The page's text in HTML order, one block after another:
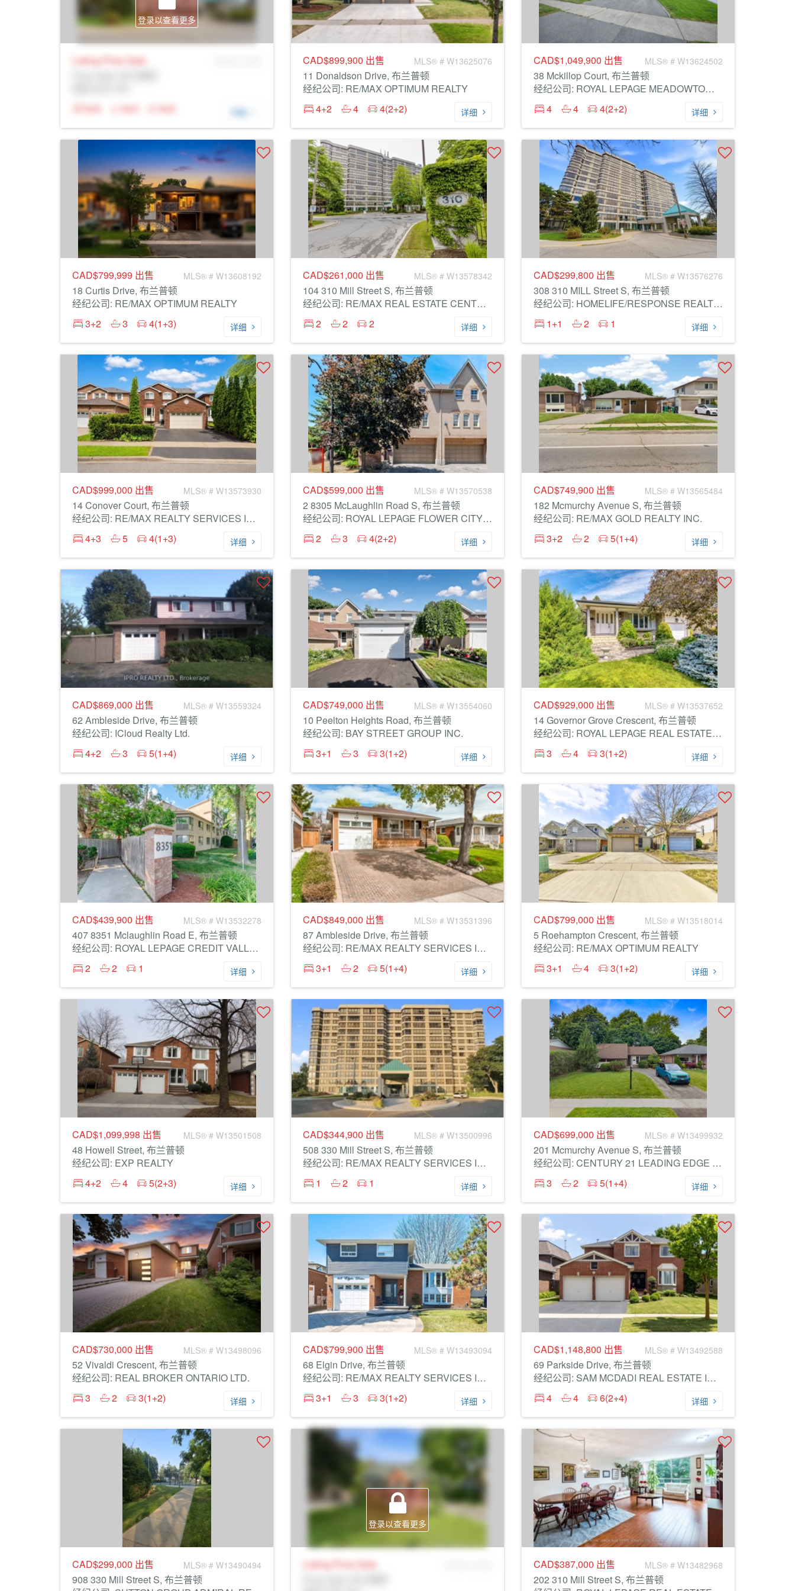
登录以查看更多
Listing Price Sale
N/A
N/A N/A 详细
CAD$899,900 出售 MLS® # W13625076
11 Donaldson Drive, 布兰普顿
经纪公司: RE/MAX OPTIMUM REALTY
4+2
4 4(2+2) 详细
CAD$1,049,900 出售 MLS® # W13624502
38 Mckillop Court, 布兰普顿
经纪公司: ROYAL LEPAGE MEADOWTOWNE REALTY
4
4 4(2+2) 详细
CAD$799,999 出售 MLS® # W13608192
18 Curtis Drive, 布兰普顿
经纪公司: RE/MAX OPTIMUM REALTY
3+2
3 4(1+3) 详细
CAD$261,000 出售 MLS® # W13578342
104 310 Mill Street S, 布兰普顿
经纪公司: RE/MAX REAL ESTATE CENTRE INC.
2
2 2 详细
CAD$299,800 出售 MLS® # W13576276
308 310 MILL Street S, 布兰普顿
经纪公司: HOMELIFE/RESPONSE REALTY INC.
1+1
2 1 详细
CAD$999,000 出售 MLS® # W13573930
14 Conover Court, 布兰普顿
经纪公司: RE/MAX REALTY SERVICES INC.
4+3
5 4(1+3) 详细
CAD$599,000 出售 MLS® # W13570538
2 8305 McLaughlin Road S, 布兰普顿
经纪公司: ROYAL LEPAGE FLOWER CITY REALTY
2
3 4(2+2) 详细
CAD$749,900 出售 MLS® # W13565484
182 Mcmurchy Avenue S, 布兰普顿
经纪公司: RE/MAX GOLD REALTY INC.
3+2
2 5(1+4) 详细
CAD$869,000 出售 MLS® # W13559324
62 Ambleside Drive, 布兰普顿
经纪公司: ICloud Realty Ltd.
4+2
3 5(1+4) 详细
CAD$749,000 出售 MLS® # W13554060
10 Peelton Heights Road, 布兰普顿
经纪公司: BAY STREET GROUP INC.
3+1
3 3(1+2) 详细
CAD$929,000 出售 MLS® # W13537652
14 Governor Grove Crescent, 布兰普顿
经纪公司: ROYAL LEPAGE REAL ESTATE SERVICES LTD.
3
4 3(1+2) 详细
CAD$439,900 出售 MLS® # W13532278
407 8351 Mclaughlin Road E, 布兰普顿
经纪公司: ROYAL LEPAGE CREDIT VALLEY REAL ESTATE
2
2 1 详细
CAD$849,000 出售 MLS® # W13531396
87 Ambleside Drive, 布兰普顿
经纪公司: RE/MAX REALTY SERVICES INC.
3+1
2 5(1+4) 详细
CAD$799,000 出售 MLS® # W13518014
5 Roehampton Crescent, 布兰普顿
经纪公司: RE/MAX OPTIMUM REALTY
3+1
4 3(1+2) 详细
CAD$1,099,998 出售 MLS® # W13501508
48 Howell Street, 布兰普顿
经纪公司: EXP REALTY
4+2
4 5(2+3) 详细
CAD$344,900 出售 MLS® # W13500996
508 330 Mill Street S, 布兰普顿
经纪公司: RE/MAX REALTY SERVICES INC.
1
2 1 详细
CAD$699,000 出售 MLS® # W13499932
201 Mcmurchy Avenue S, 布兰普顿
经纪公司: CENTURY 21 LEADING EDGE REALTY INC.
3
2 5(1+4) 详细
CAD$730,000 出售 MLS® # W13498096
52 Vivaldi Crescent, 布兰普顿
经纪公司: REAL BROKER ONTARIO LTD.
3
2 3(1+2) 详细
CAD$799,900 出售 MLS® # W13493094
68 Elgin Drive, 布兰普顿
经纪公司: RE/MAX REALTY SERVICES INC.
3+1
3 3(1+2) 详细
CAD$1,148,800 出售 MLS® # W13492588
69 Parkside Drive, 布兰普顿
经纪公司: SAM MCDADI REAL ESTATE INC.
4
4 6(2+4) 详细
CAD$299,000 出售 MLS® # W13490494
908 330 Mill Street S, 布兰普顿
登录以查看更多
Listing Price Sale CAD$387,000 出售 MLS® # W13482968
202 310 Mill Street S, 布兰普顿